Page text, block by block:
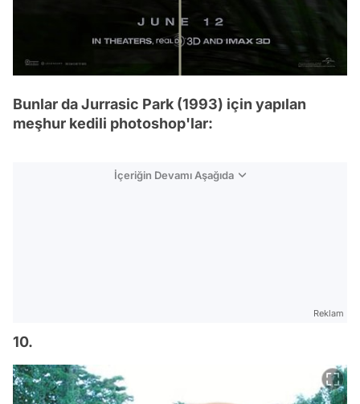
Bunlar da Jurrasic Park (1993) için yapılan
meşhur kedili photoshop'lar:
İçeriğin Devamı Aşağıda
Reklam
10.